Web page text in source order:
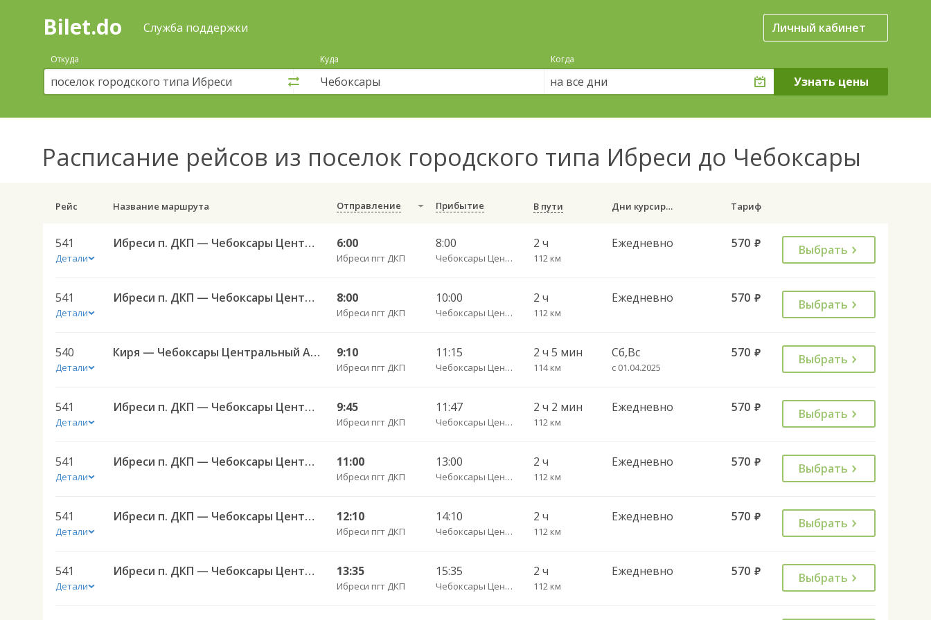
Поиск
покупка
билетов
автобус
онлайн
Bilet.do Служба поддержки Личный кабинет
Откуда Куда Когда
на все дни
Расписание рейсов из поселок городского типа Ибреси до Чебоксары
Рейс Название маршрута Отправление Прибытие В пути Дни курсирования Тариф
541
Детали
Ибреси п. ДКП — Чебоксары Центральный АВ 541 6:00
Ибреси пгт ДКП
8:00
Чебоксары Центральный АВ
2 ч
112 км
Ежедневно 570 руб. Выбрать
541
Детали
Ибреси п. ДКП — Чебоксары Центральный АВ 541 8:00
Ибреси пгт ДКП
10:00
Чебоксары Центральный АВ
2 ч
112 км
Ежедневно 570 руб. Выбрать
540
Детали
Киря — Чебоксары Центральный АВ ч/з Канаш АВ 540 9:10
Ибреси пгт ДКП
11:15
Чебоксары Центральный АВ
2 ч 5 мин
114 км
Сб,Вс
с 01.04.2025
570 руб. Выбрать
541
Детали
Ибреси п. ДКП — Чебоксары Центральный АВ 541 9:45
Ибреси пгт ДКП
11:47
Чебоксары Центральный АВ
2 ч 2 мин
112 км
Ежедневно 570 руб. Выбрать
541
Детали
Ибреси п. ДКП — Чебоксары Центральный АВ 541 11:00
Ибреси пгт ДКП
13:00
Чебоксары Центральный АВ
2 ч
112 км
Ежедневно 570 руб. Выбрать
541
Детали
Ибреси п. ДКП — Чебоксары Центральный АВ 541 12:10
Ибреси пгт ДКП
14:10
Чебоксары Центральный АВ
2 ч
112 км
Ежедневно 570 руб. Выбрать
541
Детали
Ибреси п. ДКП — Чебоксары Центральный АВ 541 13:35
Ибреси пгт ДКП
15:35
Чебоксары Центральный АВ
2 ч
112 км
Ежедневно 570 руб. Выбрать